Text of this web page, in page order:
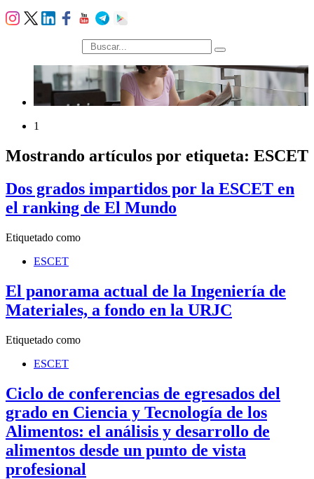
búsqueda
1
Mostrando artículos por etiqueta: ESCET
Dos grados impartidos por la ESCET en
el ranking de El Mundo
Etiquetado como
ESCET
El panorama actual de la Ingeniería de
Materiales, a fondo en la URJC
Etiquetado como
ESCET
Ciclo de conferencias de egresados del
grado en Ciencia y Tecnología de los
Alimentos: el análisis y desarrollo de
alimentos desde un punto de vista
profesional